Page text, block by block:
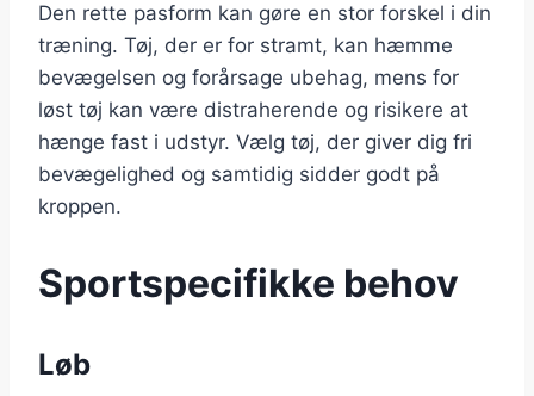
Den rette pasform kan gøre en stor forskel i din
træning. Tøj, der er for stramt, kan hæmme
bevægelsen og forårsage ubehag, mens for
løst tøj kan være distraherende og risikere at
hænge fast i udstyr. Vælg tøj, der giver dig fri
bevægelighed og samtidig sidder godt på
kroppen.
Sportspecifikke behov
Løb